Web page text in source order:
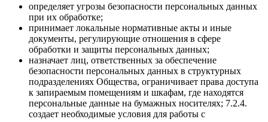
определяет угрозы безопасности персональных данных
при их обработке;
принимает локальные нормативные акты и иные
документы, регулирующие отношения в сфере
обработки и защиты персональных данных;
назначает лиц, ответственных за обеспечение
безопасности персональных данных в структурных
подразделениях Общества, ограничивает права доступа
к запираемым помещениям и шкафам, где находятся
персональные данные на бумажных носителях; 7.2.4.
создает необходимые условия для работы с